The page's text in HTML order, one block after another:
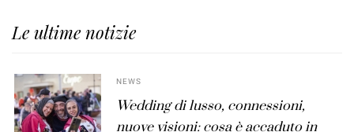
Le ultime notizie
NEWS
Wedding di lusso, connessioni,
nuove visioni: cosa è accaduto in